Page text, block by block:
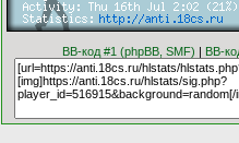
BB-код #1 (phpBB, SMF) | BB-